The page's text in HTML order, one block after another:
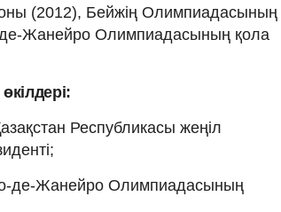
(2012), Бейжің Олимпиадасының
де-Жанейро Олимпиадасының қола
Республикасы жеңіл
де-Жанейро Олимпиадасының